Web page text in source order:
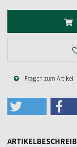
Fragen zum Artikel